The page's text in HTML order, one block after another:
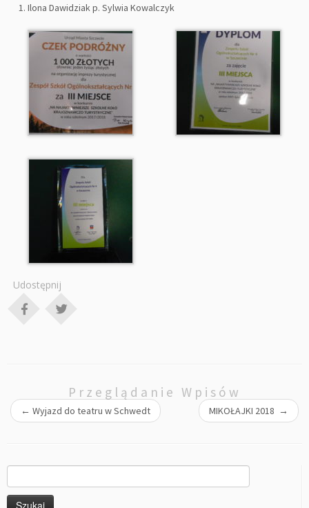
Ilona Dawidziak p. Sylwia Kowalczyk
Udostępnij
Przeglądanie Wpisów
← Wyjazd do teatru w Schwedt MIKOŁAJKI 2018 →